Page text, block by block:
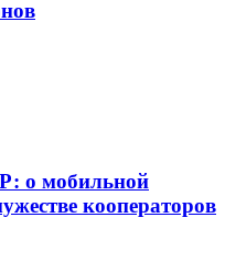
о мобильной
кооператоров